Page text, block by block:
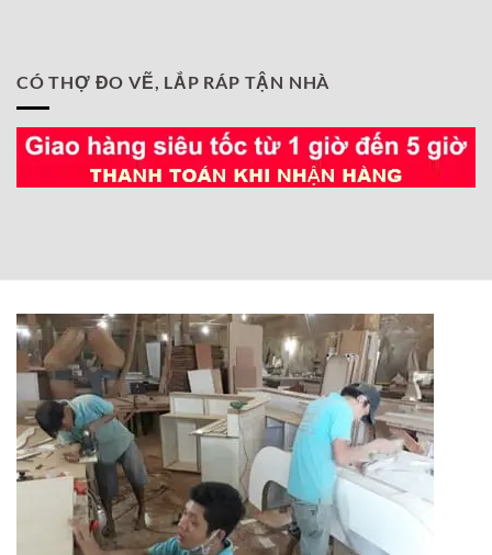
CÓ THỢ ĐO VẼ, LẮP RÁP TẬN NHÀ